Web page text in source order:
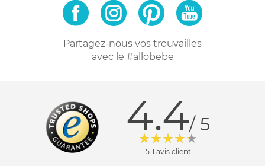
Partagez-nous vos trouvailles
avec le #allobebe
4.4/ 5
511 avis client